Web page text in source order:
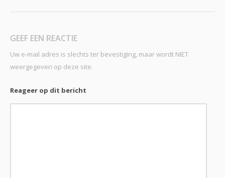
GEEF EEN REACTIE
Uw e-mail adres is slechts ter bevestiging, maar wordt NIET
weergegeven op deze site.
Reageer op dit bericht